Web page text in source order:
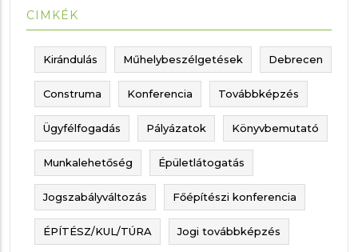
CIMKÉK
Kirándulás Műhelybeszélgetések Debrecen
Construma Konferencia Továbbképzés
Ügyfélfogadás Pályázatok Könyvbemutató
Munkalehetőség Épületlátogatás
Jogszabályváltozás Főépítészi konferencia
ÉPÍTÉSZ/KUL/TÚRA Jogi továbbképzés